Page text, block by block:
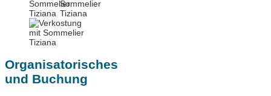
Organisatorisches
und Buchung